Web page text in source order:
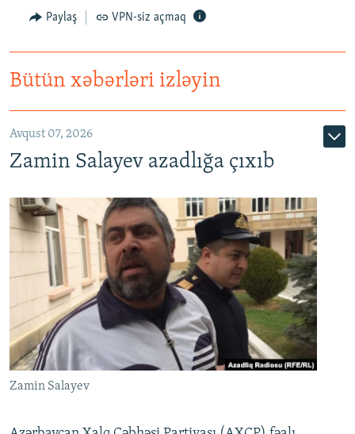
Paylaş VPN-siz açmaq
Bütün xəbərləri izləyin
Avqust 07, 2026
Zamin Salayev azadlığa çıxıb
Zamin Salayev